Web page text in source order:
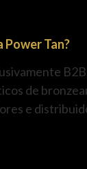
Power Tan?
de
e